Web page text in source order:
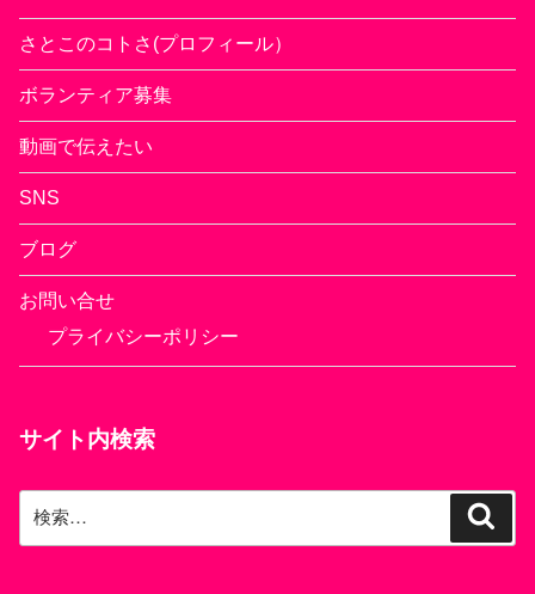
さとこのコトさ(プロフィール）
ボランティア募集
動画で伝えたい
SNS
ブログ
お問い合せ
プライバシーポリシー
サイト内検索
検